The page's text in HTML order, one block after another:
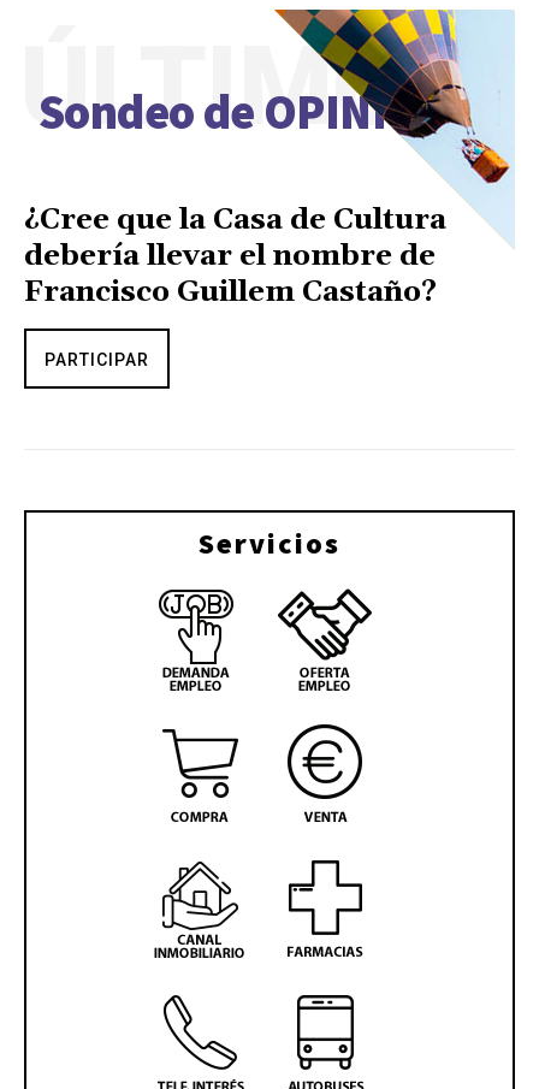
Sondeo de OPINIÓN
ÚLTIMO
¿Cree que la Casa de Cultura
debería llevar el nombre de
Francisco Guillem Castaño?
PARTICIPAR
Servicios